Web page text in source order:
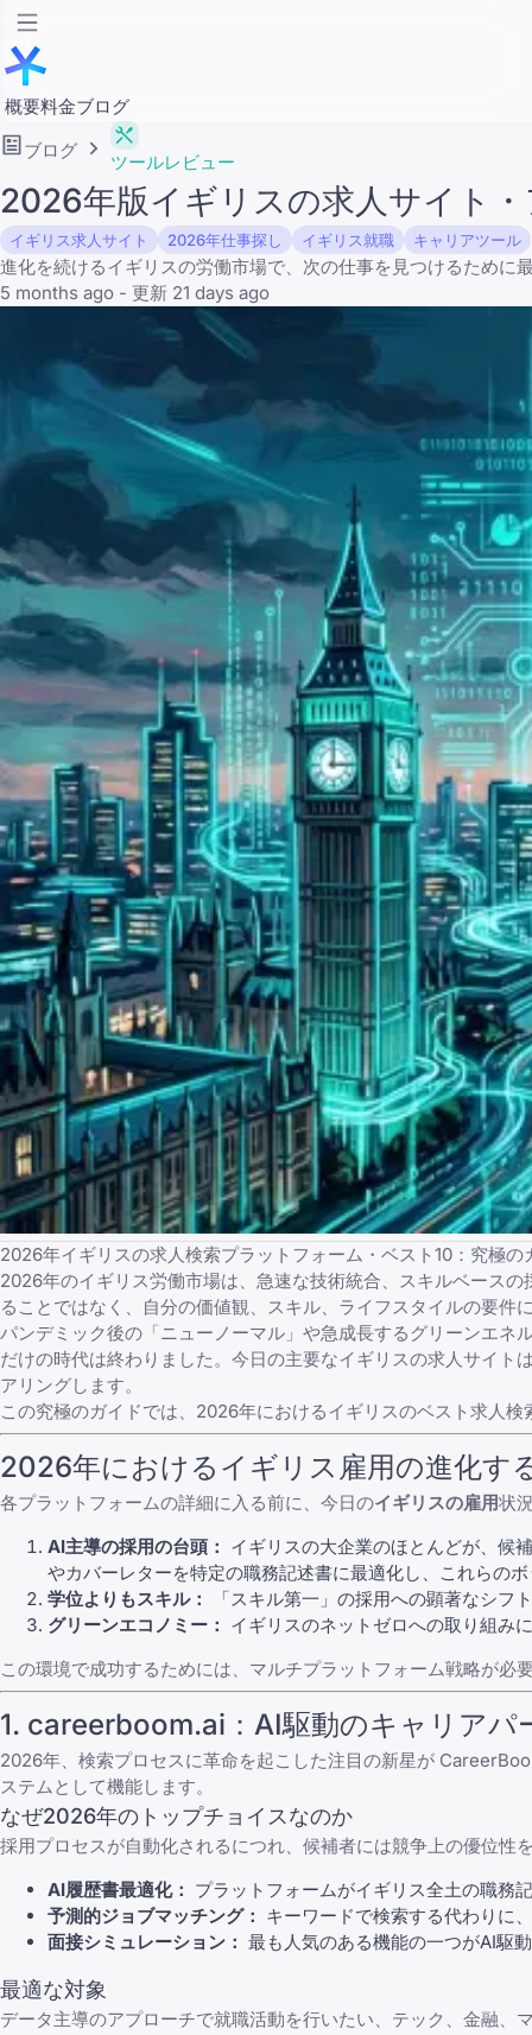
概要料金ブログ
ブログ
ツールレビュー
2026年版イギリスの求人サイト
イギリス求人サイト 2026年仕事探し イギリス就職 キャリアツール
進化を続けるイギリスの労働市場で、次の仕事を見つけるために
5 months ago - 更新 21 days ago
2026年イギリスの求人検索プラットフォーム・ベスト10：究極の
2026年のイギリス労働市場は、急速な技術統合、スキルベース
ることではなく、自分の価値観、スキル、ライフスタイルの要
パンデミック後の「ニューノーマル」や急成長するグリーンエ
だけの時代は終わりました。今日の主要なイギリスの求人サイト
アリングします。
この究極のガイドでは、2026年におけるイギリスのベスト求人
2026年におけるイギリス雇用の進化す
各プラットフォームの詳細に入る前に、今日のイギリスの雇用状
AI主導の採用の台頭： イギリスの大企業のほとんどが、候
やカバーレターを特定の職務記述書に最適化し、これらの
学位よりもスキル：
「スキル第一」の採用への顕著なシフ
グリーンエコノミー： イギリスのネットゼロへの取り組み
この環境で成功するためには、マルチプラットフォーム戦略が
1. careerboom.ai ：AI駆動のキャリアパ
2026年、検索プロセスに革命を起こした注目の新星が
ステムとして機能します。
なぜ2026年のトップチョイスなのか
採用プロセスが自動化されるにつれ、候補者には競争上の優位
AI履歴書最適化： プラットフォームがイギリス全土の職務
予測的ジョブマッチング： キーワードで検索する代わりに
面接シミュレーション： 最も人気のある機能の一つがAI駆
最適な対象
データ主導のアプローチで就職活動を行いたい、テック、金融、